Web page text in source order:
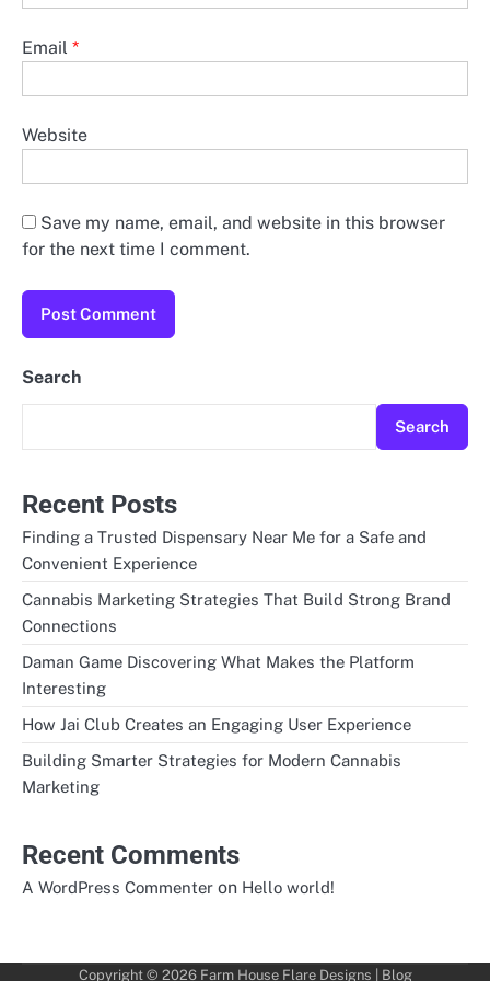
Email *
Website
Save my name, email, and website in this browser
for the next time I comment.
Search
Search
Recent Posts
Finding a Trusted Dispensary Near Me for a Safe and
Convenient Experience
Cannabis Marketing Strategies That Build Strong Brand
Connections
Daman Game Discovering What Makes the Platform
Interesting
How Jai Club Creates an Engaging User Experience
Building Smarter Strategies for Modern Cannabis
Marketing
Recent Comments
A WordPress Commenter on Hello world!
Copyright © 2026 Farm House Flare Designs | Blog